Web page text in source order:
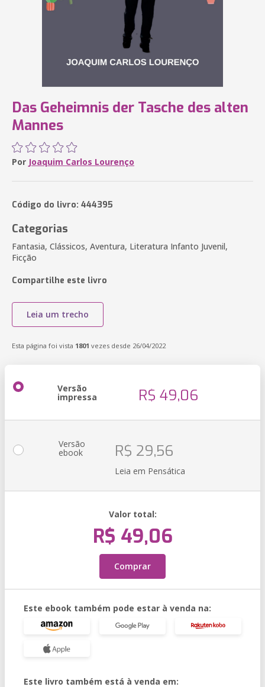
Das Geheimnis der Tasche des alten
Mannes
Por Joaquim Carlos Lourenço
Código do livro: 444395
Categorias
Fantasia, Clássicos, Aventura, Literatura Infanto Juvenil,
Ficção
Compartilhe este livro
Leia um trecho
Esta página foi vista 1801 vezes desde 26/04/2022
Versão
impressa R$ 49,06
Versão
ebook R$ 29,56
Leia em Pensática
Valor total:
R$ 49,06
Comprar
Este ebook também pode estar à venda na:
Este livro também está à venda em: